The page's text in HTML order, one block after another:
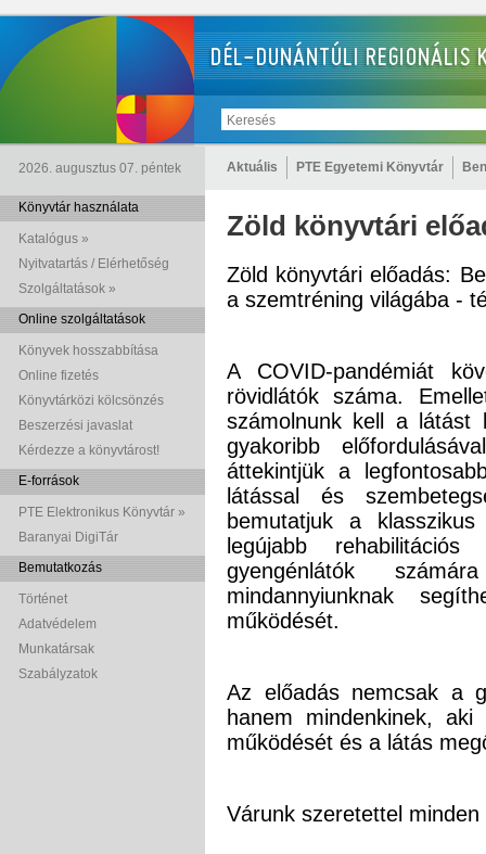
2026. augusztus 07. péntek Aktuális PTE Egyetemi Könyvtár
Könyvtár használata
Katalógus »
Nyitvatartás / Elérhetőség
Szolgáltatások »
Online szolgáltatások
Könyvek hosszabbítása
Online fizetés
Könyvtárközi kölcsönzés
Beszerzési javaslat
Kérdezze a könyvtárost!
E-források
PTE Elektronikus Könyvtár »
Baranyai DigiTár
Bemutatkozás
Történet
Adatvédelem
Munkatársak
Szabályzatok
Zöld könyvtári
Zöld könyvtári előadás:
a szemtréning világába -
A COVID-pandémiát
rövidlátók száma.
számolnunk kell a látást
gyakoribb
áttekintjük a
látással és
bemutatjuk a
legújabb
gyengénlátók
mindannyiunknak
működését.
Az előadás nemcsak a
hanem mindenkinek,
működését és a látás
Várunk szeretettel